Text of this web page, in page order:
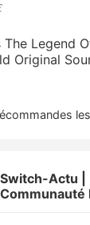
The Legend
Original
Switch-Actu |
Communauté